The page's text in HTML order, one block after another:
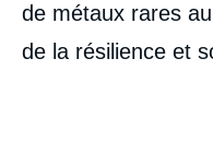
de métaux rares
de la résilience et